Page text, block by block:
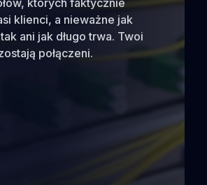
których faktycznie
klienci, a nieważne jak
ani jak długo trwa. Twoi
połączeni.